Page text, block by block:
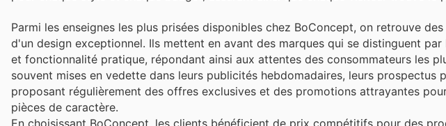
Parmi les enseignes les plus prisées disponibles chez BoConcept, on retrouve
d'un design exceptionnel. Ils mettent en avant des marques qui se distinguent
et fonctionnalité pratique, répondant ainsi aux attentes des consommateurs les
souvent mises en vedette dans leurs publicités hebdomadaires, leurs prospectus
proposant régulièrement des offres exclusives et des promotions attrayantes
pièces de caractère.